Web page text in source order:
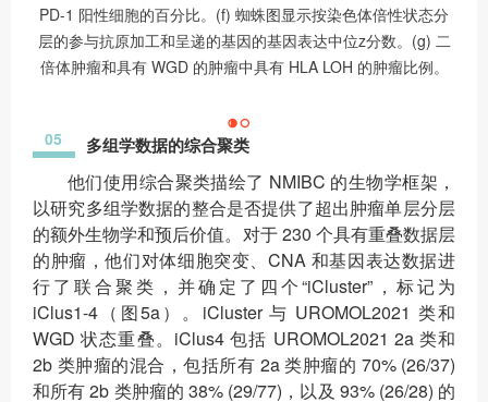
PD-1 阳性细胞的百分比。(f) 蜘蛛图显示按染色体倍性状态分
层的参与抗原加工和呈递的基因的基因表达中位z分数。(g) 二
倍体肿瘤和具有 WGD 的肿瘤中具有 HLA LOH 的肿瘤比例。
05 多组学数据的综合聚类
他们使用综合聚类描绘了 NMIBC 的生物学框架，
以研究多组学数据的整合是否提供了超出肿瘤单层分层
的额外生物学和预后价值。对于 230 个具有重叠数据层
的肿瘤，他们对体细胞突变、CNA 和基因表达数据进
行了联合聚类，并确定了四个“iCluster”，标记为
iClus1-4（图5a）。iCluster 与 UROMOL2021 类和
WGD 状态重叠。iClus4 包括 UROMOL2021 2a 类和
2b 类肿瘤的混合，包括所有 2a 类肿瘤的 70% (26/37)
和所有 2b 类肿瘤的 38% (29/77)，以及 93% (26/28) 的